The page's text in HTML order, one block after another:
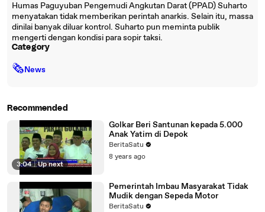
Humas Paguyuban Pengemudi Angkutan Darat (PPAD) Suharto
menyatakan tidak memberikan perintah anarkis. Selain itu, massa
dinilai banyak diluar kontrol. Suharto pun meminta publik
mengerti dengan kondisi para sopir taksi.
Category
🗞News
Recommended
3:04 | Up next
Golkar Beri Santunan kepada 5.000
Anak Yatim di Depok
BeritaSatu
8 years ago
Pemerintah Imbau Masyarakat Tidak
Mudik dengan Sepeda Motor
BeritaSatu